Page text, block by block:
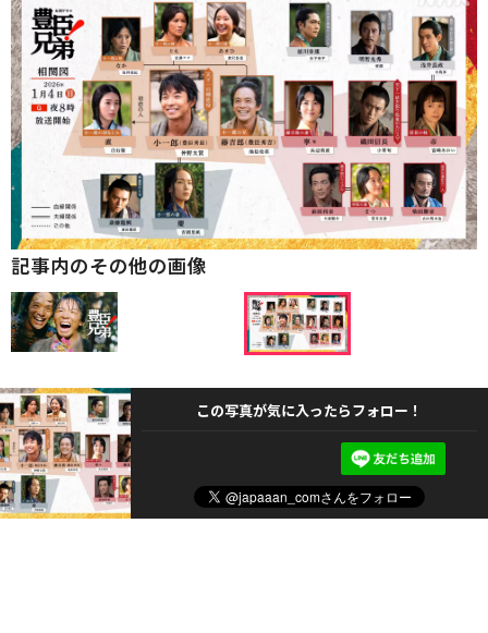
記事内のその他の画像
この写真が気に入ったらフォロー！